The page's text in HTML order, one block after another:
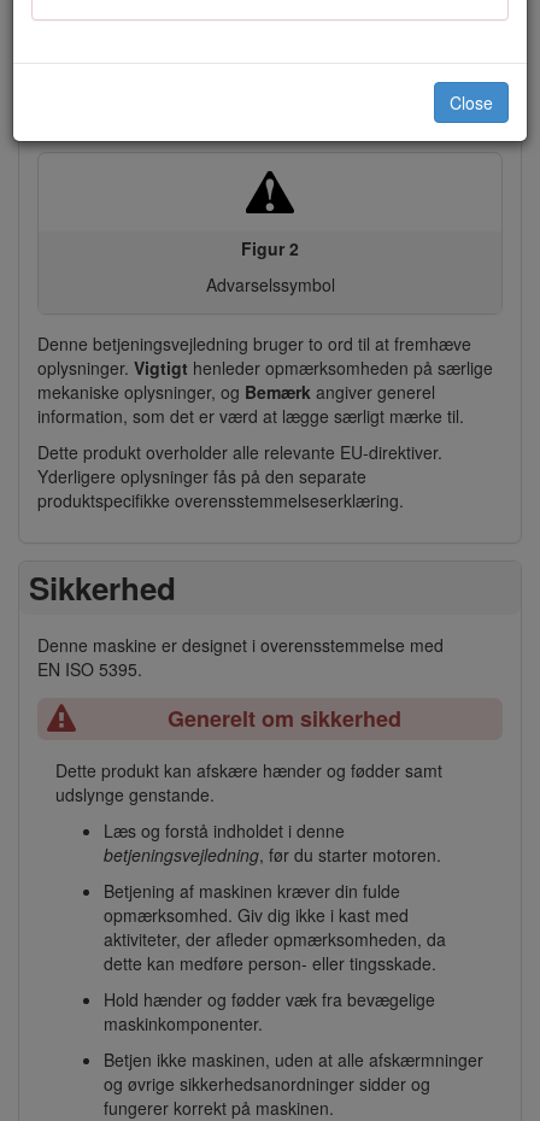
Close
Denne vejledning angiver mulige farer og indeholder
muligvis kan medføre alvorlig personskade eller død, hvis du
Figur 2
Advarselssymbol
Denne betjeningsvejledning bruger to ord til at fremhæve
oplysninger. Vigtigt henleder opmærksomheden på særlige
mekaniske oplysninger, og Bemærk angiver generel
information, som det er værd at lægge særligt mærke til.
Dette produkt overholder alle relevante EU-direktiver.
Yderligere oplysninger fås på den separate
produktspecifikke overensstemmelseserklæring.
Sikkerhed
Denne maskine er designet i overensstemmelse med
EN ISO 5395.
Generelt om sikkerhed
Dette produkt kan afskære hænder og fødder samt
udslynge genstande.
Læs og forstå indholdet i denne
betjeningsvejledning, før du starter motoren.
Betjening af maskinen kræver din fulde
opmærksomhed. Giv dig ikke i kast med
aktiviteter, der afleder opmærksomheden, da
dette kan medføre person- eller tingsskade.
Hold hænder og fødder væk fra bevægelige
maskinkomponenter.
Betjen ikke maskinen, uden at alle afskærmninger
og øvrige sikkerhedsanordninger sidder og
fungerer korrekt på maskinen.